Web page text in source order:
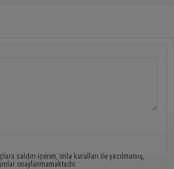
saldırı içeren, imla kuralları ile yazılmamış,
onaylanmamaktadır.